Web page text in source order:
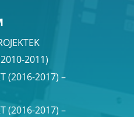
2011)
(2016-2017) –
(2016-2017) –